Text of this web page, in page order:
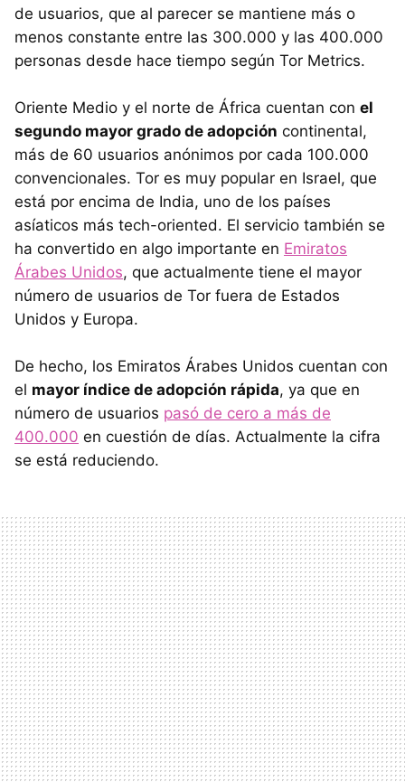
de usuarios, que al parecer se mantiene más o
menos constante entre las 300.000 y las 400.000
personas desde hace tiempo según Tor Metrics.
Oriente Medio y el norte de África cuentan con el
segundo mayor grado de adopción continental,
más de 60 usuarios anónimos por cada 100.000
convencionales. Tor es muy popular en Israel, que
está por encima de India, uno de los países
asíaticos más tech-oriented. El servicio también se
ha convertido en algo importante en Emiratos
Árabes Unidos, que actualmente tiene el mayor
número de usuarios de Tor fuera de Estados
Unidos y Europa.
De hecho, los Emiratos Árabes Unidos cuentan con
el mayor índice de adopción rápida, ya que en
número de usuarios pasó de cero a más de
400.000 en cuestión de días. Actualmente la cifra
se está reduciendo.